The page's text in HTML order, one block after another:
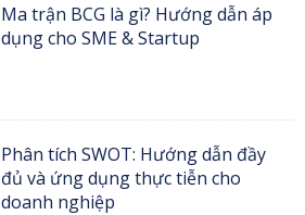
Ma trận BCG là gì? Hướng dẫn áp
dụng cho SME & Startup
Phân tích SWOT: Hướng dẫn đầy
đủ và ứng dụng thực tiễn cho
doanh nghiệp